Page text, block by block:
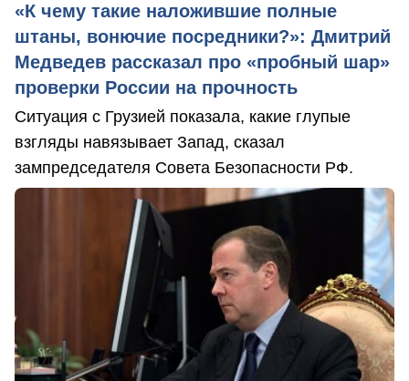
«К чему такие наложившие полные
штаны, вонючие посредники?»: Дмитрий
Медведев рассказал про «пробный шар»
проверки России на прочность
Ситуация с Грузией показала, какие глупые
взгляды навязывает Запад, сказал
зампредседателя Совета Безопасности РФ.